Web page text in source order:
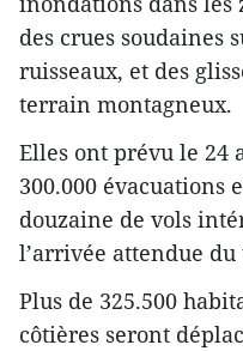
des crues soudaines
ruisseaux, et des
terrain montagneux.
Elles ont prévu le 24
300.000 évacuations
douzaine de vols
l’arrivée attendue
Plus de 325.500
côtières seront